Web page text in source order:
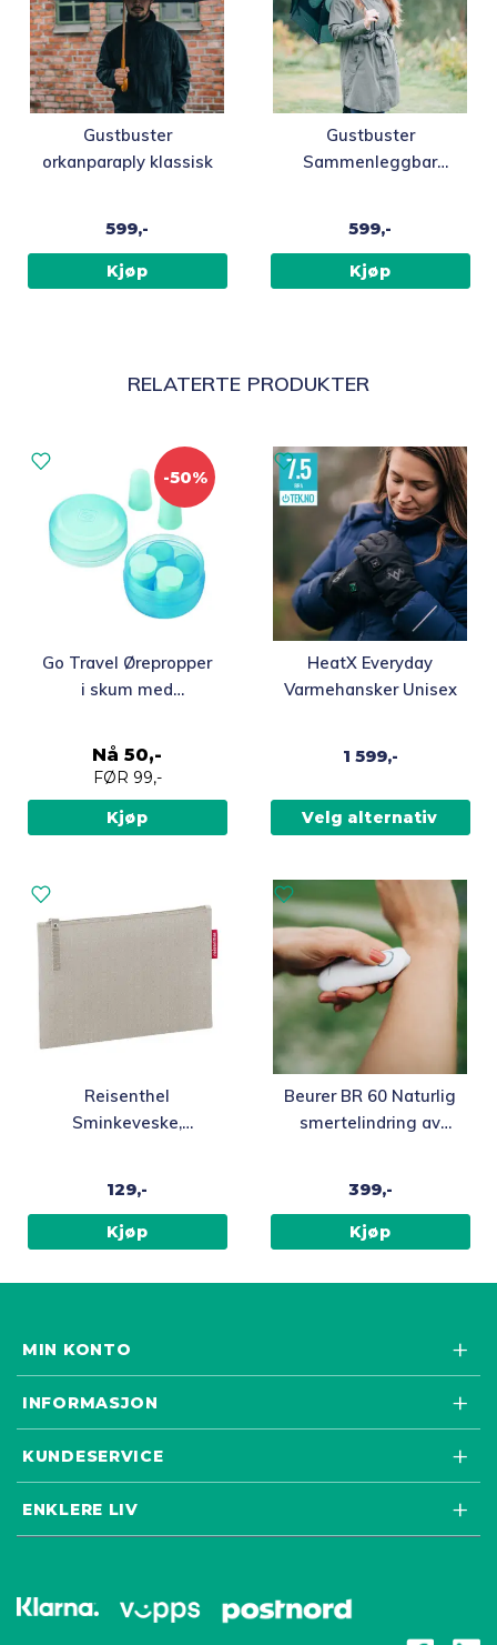
Gustbuster
orkanparaply klassisk
599,-
Kjøp
Gustbuster
Sammenleggbar
599,-
Kjøp
RELATERTE PRODUKTER
-50%
Go Travel Ørepropper
i skum med
Nå 50,-
FØR 99,-
Kjøp
HeatX Everyday
Varmehansker Unisex
1 599,-
Velg alternativ
produktet
velges
produktsiden
Reisenthel
Sminkeveske,
129,-
Kjøp
Beurer BR 60 Naturlig
smertelindring av
399,-
Kjøp
MIN KONTO
INFORMASJON
KUNDESERVICE
ENKLERE LIV